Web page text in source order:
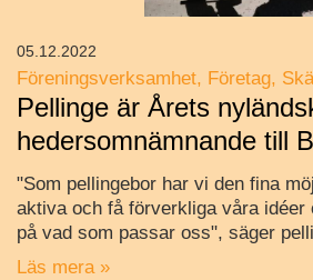
Föreningsverksamhet Företag
Pellinge är Årets
hedersomnämnande till
"Som pellingebor har vi den fina
aktiva och få förverkliga våra idéer
på vad som passar oss", säger
Läs mera »
05.12.2022